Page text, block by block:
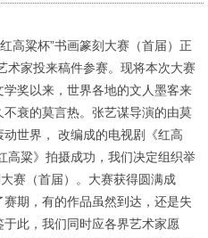
粱杯”书画篆刻大赛（首届）正
术家投来稿件参赛。现将本次大赛
奖以来，世界各地的文人墨客来
衰的莫言热。张艺谋导演的由莫
世界， 改编成的电视剧《红高
高粱》拍摄成功，我们决定组织举
赛（首届）。大赛获得圆满成
期，有的作品虽然到达，还是失
此，我们同时应各界艺术家愿